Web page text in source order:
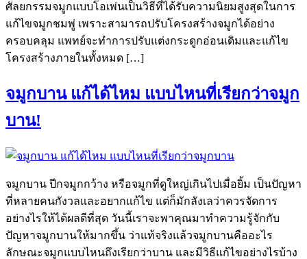
ศัลยกรรมจมูกแบบโอเพ่นเป็นวิธีที่ได้รับความนิยมสูงสุดในการ
แก้ไขจมูกชมพู่ เพราะสามารถปรับโครงสร้างจมูกได้อย่าง
ครอบคลุม แพทย์จะทำการปรับแต่งกระดูกอ่อนเดิมและแก้ไข
โครงสร้างภายในทั้งหมด […]
จมูกบาน แก้ได้ไหม แบบไหนที่เรียกว่าจมูก
บาน!
จมูกบาน ปีกจมูกกว้าง หรือจมูกที่ดูใหญ่เกินไปเมื่อยิ้ม เป็นปัญหา
ที่หลายคนกังวลและอยากแก้ไข แต่ก็มักลังเลว่าควรจัดการ
อย่างไรให้ได้ผลดีที่สุด วันนี้เราจะพาคุณมาทำความรู้จักกับ
ปัญหาจมูกบานให้มากขึ้น ว่าแท้จริงแล้วจมูกบานคืออะไร
ลักษณะจมูกแบบไหนถึงเรียกว่าบาน และมีวิธีแก้ไขอย่างไรบ้าง